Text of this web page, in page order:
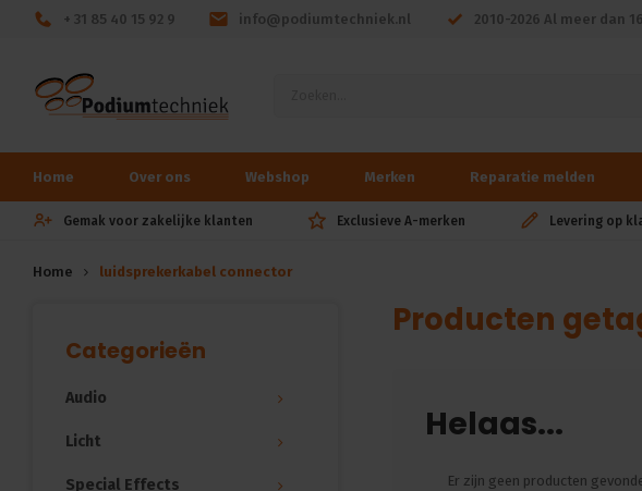
+ 31 85 40 15 92 9 info@podiumtechniek.nl 2010-2026 Al meer dan
Home Over ons Webshop Merken Reparatie melden
Gemak voor zakelijke klanten Exclusieve A-merken Levering op
Home luidsprekerkabel connector
Categorieën
Audio
Licht
Special Effects
Producten
Helaas...
Er zijn geen producten